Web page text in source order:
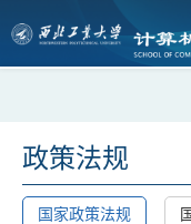
政策法规
国家政策法规